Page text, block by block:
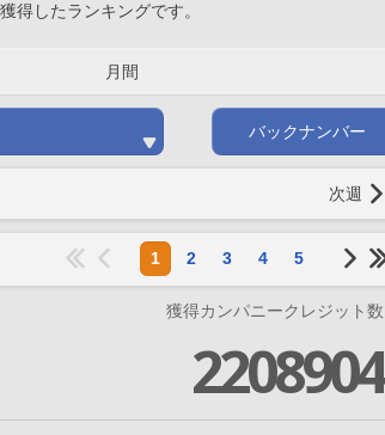
得したランキングです。
月間
バックナンバー
次週
1 2 3 4 5
獲得カンパニークレジット数
2208904